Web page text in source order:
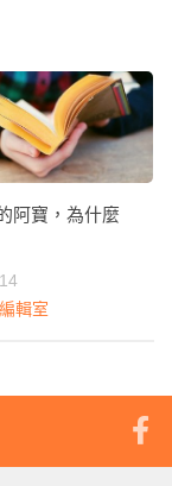
阿寶，為什麼
輯室